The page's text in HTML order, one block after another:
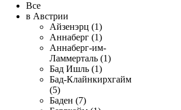
Все
в Австрии
Айзенэрц (1)
Аннаберг (1)
Аннаберг-им-
Ламмерталь (1)
Бад Ишль (1)
Бад-Клайнкирхгайм
(5)
Баден (7)